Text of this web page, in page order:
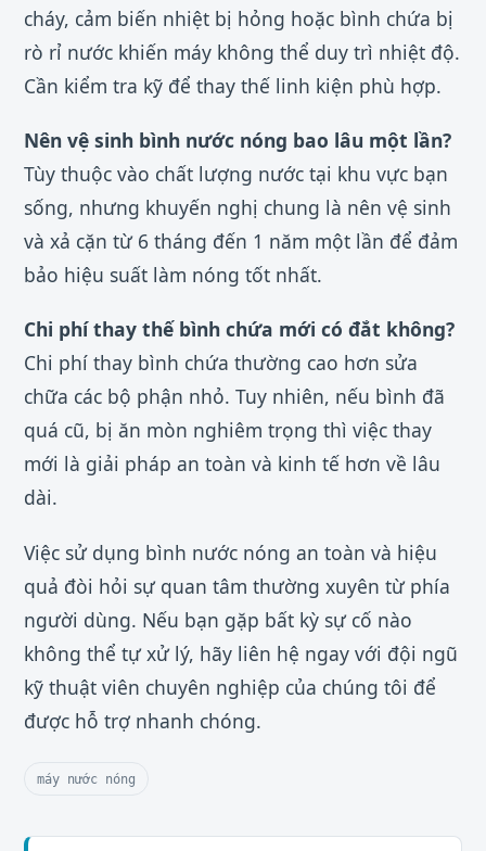
cháy, cảm biến nhiệt bị hỏng hoặc bình chứa bị
rò rỉ nước khiến máy không thể duy trì nhiệt độ.
Cần kiểm tra kỹ để thay thế linh kiện phù hợp.
Nên vệ sinh bình nước nóng bao lâu một lần?
Tùy thuộc vào chất lượng nước tại khu vực bạn
sống, nhưng khuyến nghị chung là nên vệ sinh
và xả cặn từ 6 tháng đến 1 năm một lần để đảm
bảo hiệu suất làm nóng tốt nhất.
Chi phí thay thế bình chứa mới có đắt không?
Chi phí thay bình chứa thường cao hơn sửa
chữa các bộ phận nhỏ. Tuy nhiên, nếu bình đã
quá cũ, bị ăn mòn nghiêm trọng thì việc thay
mới là giải pháp an toàn và kinh tế hơn về lâu
dài.
Việc sử dụng bình nước nóng an toàn và hiệu
quả đòi hỏi sự quan tâm thường xuyên từ phía
người dùng. Nếu bạn gặp bất kỳ sự cố nào
không thể tự xử lý, hãy liên hệ ngay với đội ngũ
kỹ thuật viên chuyên nghiệp của chúng tôi để
được hỗ trợ nhanh chóng.
máy nước nóng